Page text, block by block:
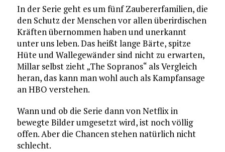
In der Serie geht es um fünf Zaubererfamilien, die
den Schutz der Menschen vor allen überirdischen
Kräften übernommen haben und unerkannt
unter uns leben. Das heißt lange Bärte, spitze
Hüte und Wallegewänder sind nicht zu erwarten,
Millar selbst zieht „The Sopranos“ als Vergleich
heran, das kann man wohl auch als Kampfansage
an HBO verstehen.
Wann und ob die Serie dann von Netflix in
bewegte Bilder umgesetzt wird, ist noch völlig
offen. Aber die Chancen stehen natürlich nicht
schlecht.